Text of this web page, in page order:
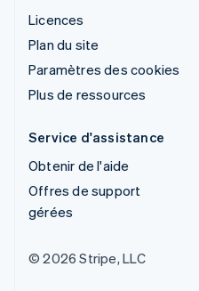
Licences
Plan du site
Paramètres des cookies
Plus de ressources
Service d'assistance
Obtenir de l'aide
Offres de support
gérées
© 2026 Stripe, LLC